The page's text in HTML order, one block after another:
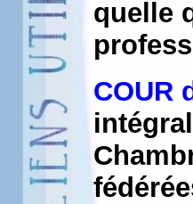
quelle
COUR